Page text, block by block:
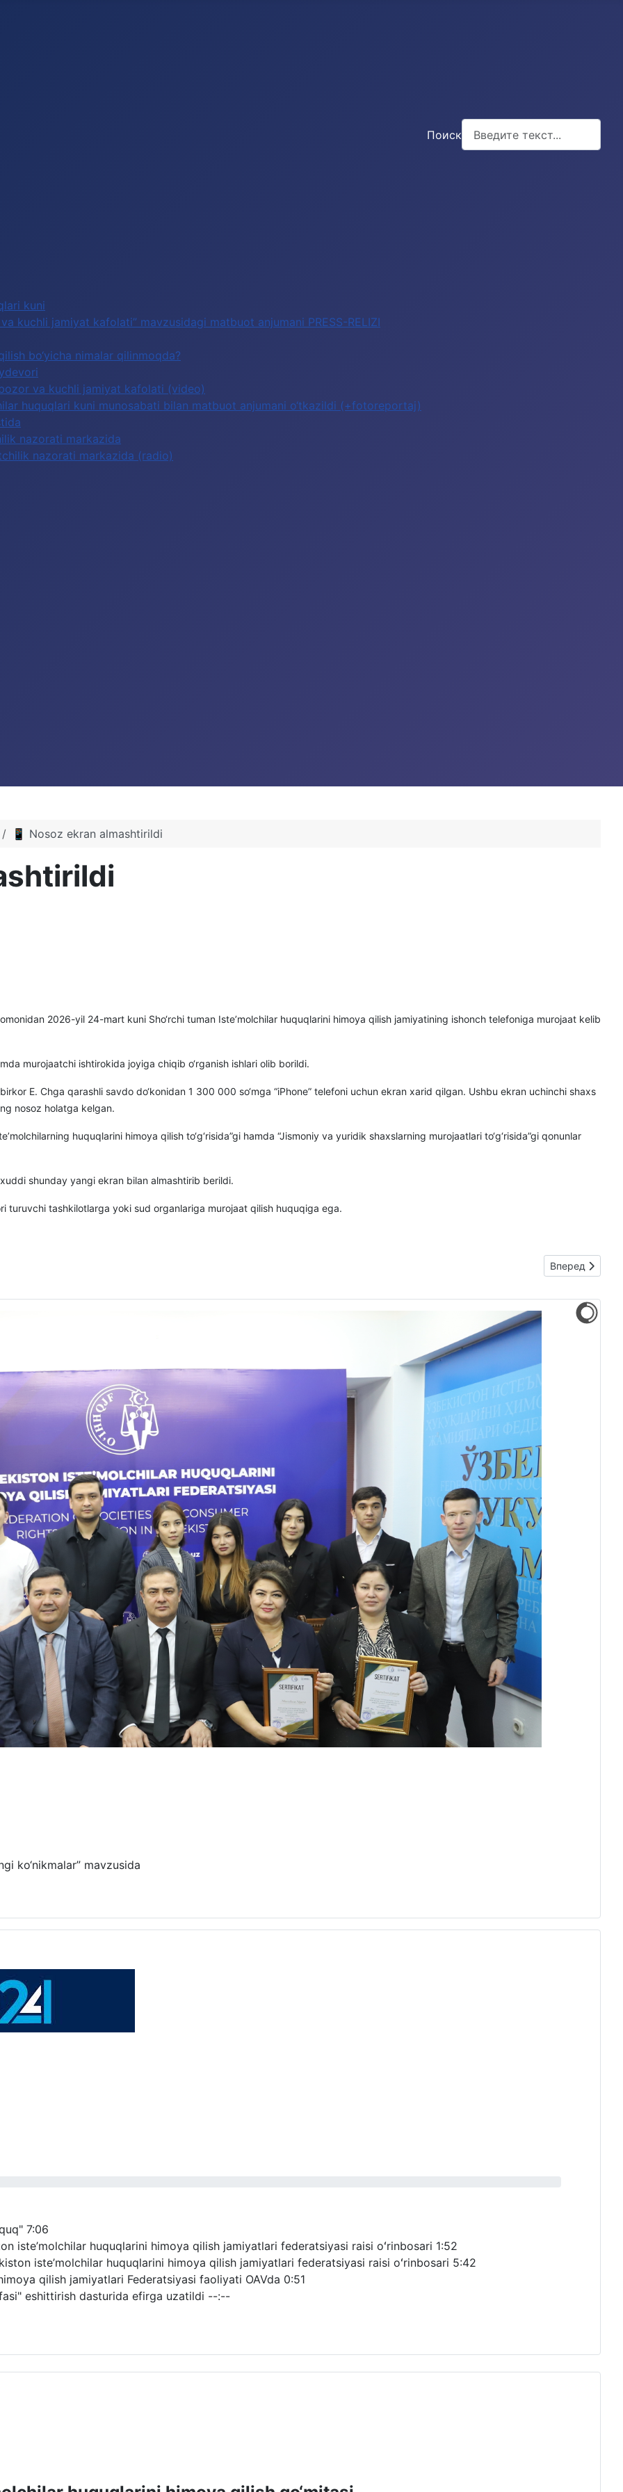
kuni
kuchli jamiyat kafolati” mavzusidagi matbuot anjumani PRESS-RELIZI
bo‘yicha nimalar qilinmoqda?
va kuchli jamiyat kafolati (video)
huquqlari kuni munosabati bilan matbuot anjumani o‘tkazildi (+fotoreportaj)
nazorati markazida
nazorati markazida (radio)
Поиск
7:06
iste’molchilar huquqlarini himoya qilish jamiyatlari federatsiyasi raisi oʻrinbosari 1:52
iste’molchilar huquqlarini himoya qilish jamiyatlari federatsiyasi raisi oʻrinbosari 5:42
qilish jamiyatlari Federatsiyasi faoliyati OAVda 0:51
eshittirish dasturida efirga uzatildi --:--
📱 Nosoz ekran almashtirildi
2026-yil 24-mart kuni Sho‘rchi tuman Iste’molchilar huquqlarini himoya qilish jamiyatining ishonch telefoniga murojaat kelib
murojaatchi ishtirokida joyiga chiqib o‘rganish ishlari olib borildi.
E. Chga qarashli savdo do‘konidan 1 300 000 so‘mga “iPhone” telefoni uchun ekran xarid qilgan. Ushbu ekran uchinchi shaxs
nosoz holatga kelgan.
huquqlarini himoya qilish to‘g‘risida”gi hamda “Jismoniy va yuridik shaxslarning murojaatlari to‘g‘risida”gi qonunlar
shunday yangi ekran bilan almashtirib berildi.
turuvchi tashkilotlarga yoki sud organlariga murojaat qilish huquqiga ega.
Следующий:
Вперед
ko‘nikmalar” mavzusida